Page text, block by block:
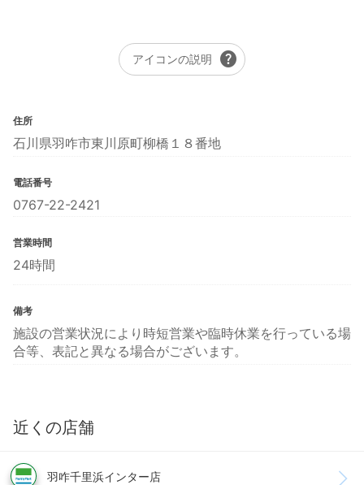
アイコンの説明 help
住所
石川県羽咋市東川原町柳橋１８番地
電話番号
0767-22-2421
営業時間
24時間
備考
施設の営業状況により時短営業や臨時休業を行っている場
合等、表記と異なる場合がございます。
近くの店舗
羽咋千里浜インター店